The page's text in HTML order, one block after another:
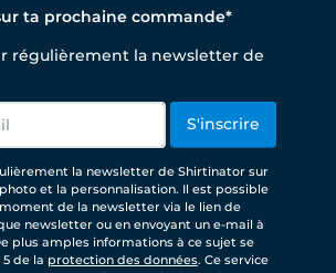
ta prochaine commande*
régulièrement la newsletter de
S'inscrire
la newsletter de Shirtinator sur
et la personnalisation. Il est possible
de la newsletter via le lien de
newsletter ou en envoyant un e-mail à
plus amples informations à ce sujet se
de la protection des données. Ce service